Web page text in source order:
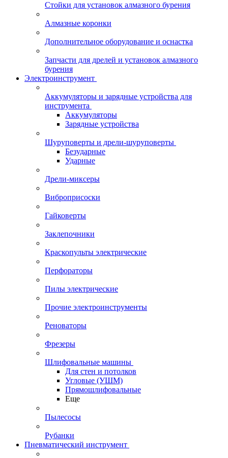
Стойки для установок алмазного бурения
Алмазные коронки
Дополнительное оборудование и оснастка
Запчасти для дрелей и установок алмазного
бурения
Электроинструмент
Аккумуляторы и зарядные устройства для
инструмента
Аккумуляторы
Зарядные устройства
Шуруповерты и дрели-шуруповерты
Безударные
Ударные
Дрели-миксеры
Виброприсоски
Гайковерты
Заклепочники
Краскопульты электрические
Перфораторы
Пилы электрические
Прочие электроинструменты
Реноваторы
Фрезеры
Шлифовальные машины
Для стен и потолков
Угловые (УШМ)
Прямошлифовальные
Еще
Пылесосы
Рубанки
Пневматический инструмент